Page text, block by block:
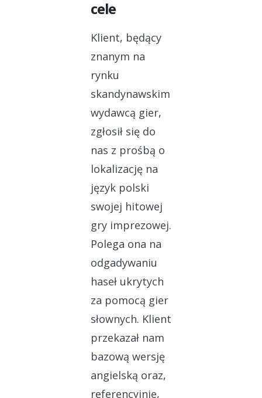
cele
Klient, będący
znanym na
rynku
skandynawskim
wydawcą gier,
zgłosił się do
nas z prośbą o
lokalizację na
język polski
swojej hitowej
gry imprezowej.
Polega ona na
odgadywaniu
haseł ukrytych
za pomocą gier
słownych. Klient
przekazał nam
bazową wersję
angielską oraz,
referencyjnie,